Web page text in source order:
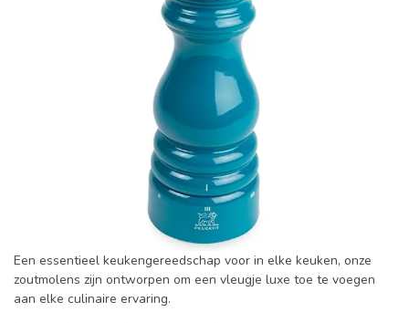
Een essentieel keukengereedschap voor in elke keuken, onze
zoutmolens zijn ontworpen om een vleugje luxe toe te voegen
aan elke culinaire ervaring.